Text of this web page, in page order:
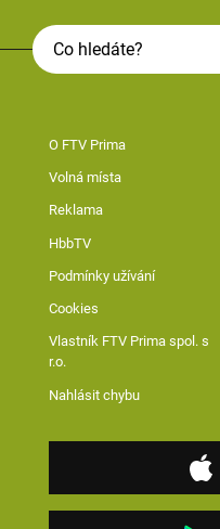
O FTV Prima
Volná místa
Reklama
HbbTV
Podmínky užívání
Cookies
Vlastník FTV Prima spol. s
r.o.
Nahlásit chybu